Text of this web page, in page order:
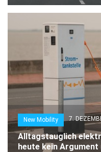
New Mobility 7.
Alltagstauglich
heute kein Argument